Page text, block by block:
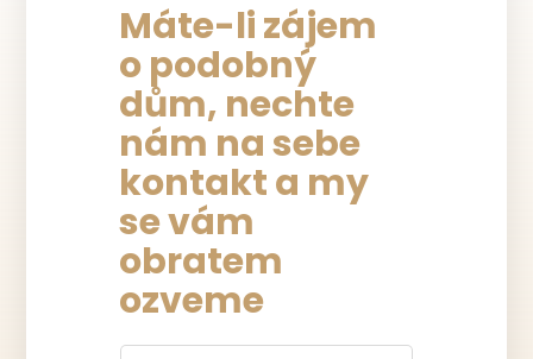
Máte-li zájem
o podobný
dům, nechte
nám na sebe
kontakt a my
se vám
obratem
ozveme